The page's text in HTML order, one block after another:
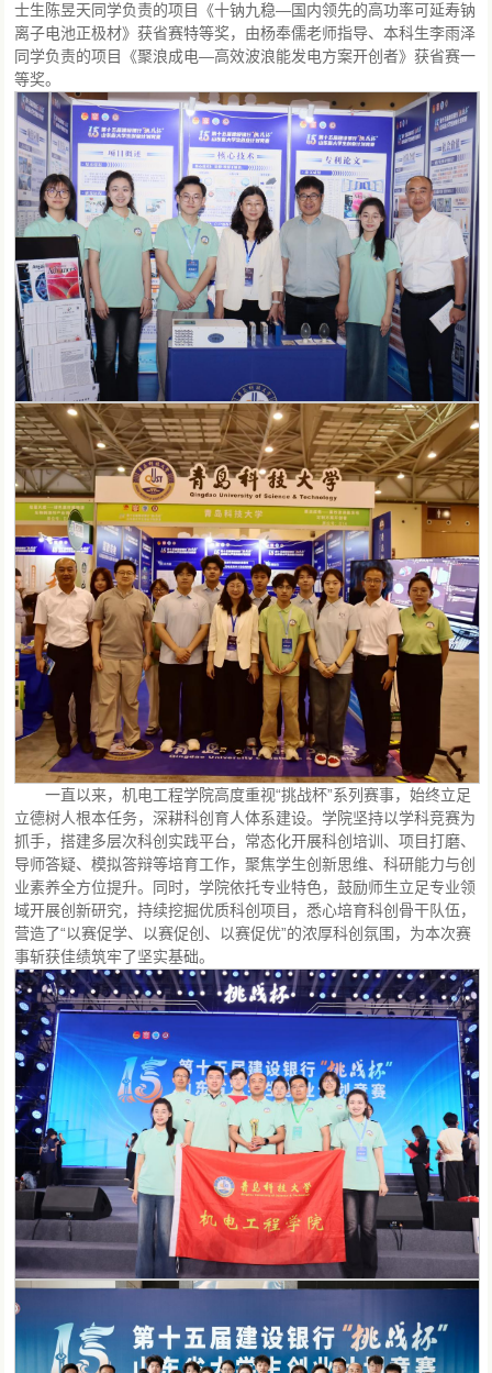
士生陈昱天同学负责的项目《十钠九稳—国内领先的高功率可延寿钠
离子电池正极材》获省赛特等奖，由杨奉儒老师指导、本科生李雨泽
同学负责的项目《聚浪成电—高效波浪能发电方案开创者》获省赛一
等奖。
一直以来，机电工程学院高度重视“挑战杯”系列赛事，始终立足
立德树人根本任务，深耕科创育人体系建设。学院坚持以学科竞赛为
抓手，搭建多层次科创实践平台，常态化开展科创培训、项目打磨、
导师答疑、模拟答辩等培育工作，聚焦学生创新思维、科研能力与创
业素养全方位提升。同时，学院依托专业特色，鼓励师生立足专业领
域开展创新研究，持续挖掘优质科创项目，悉心培育科创骨干队伍，
营造了“以赛促学、以赛促创、以赛促优”的浓厚科创氛围，为本次赛
事斩获佳绩筑牢了坚实基础。